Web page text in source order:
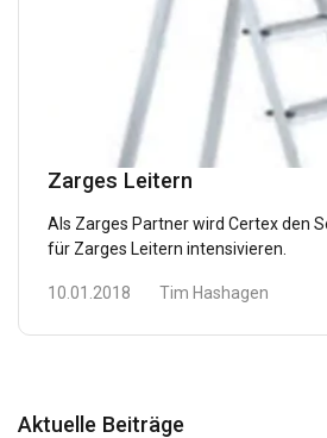
Zarges Leitern
Als Zarges Partner wird Certex den
für Zarges Leitern intensivieren.
10.01.2018 Tim Hashagen
Aktuelle Beiträge